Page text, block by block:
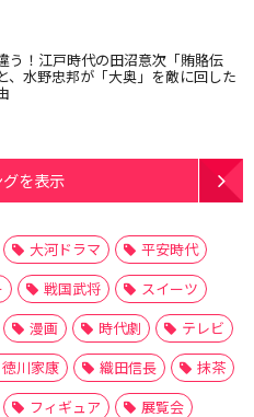
う！江戸時代の田沼意次「賄賂伝
、水野忠邦が「大奥」を敵に回した
を表示
大河ドラマ
平安時代
戦国武将
スイーツ
漫画 時代劇
テレビ
徳川家康 織田信長
抹茶
フィギュア
展覧会